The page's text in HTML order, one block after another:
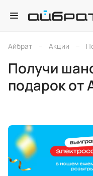
Айбрат – Акции –
Получи
подарок от